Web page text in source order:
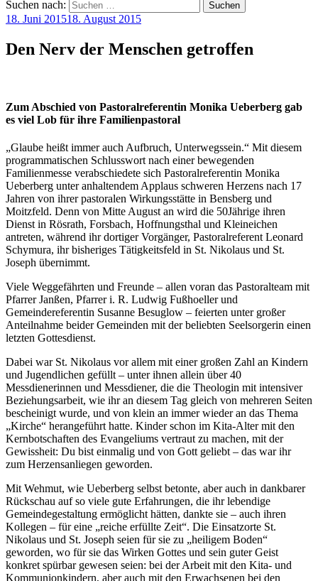
Suchen nach:
18. Juni 201518. August 2015
Den Nerv der Menschen getroffen
Zum Abschied von Pastoralreferentin Monika Ueberberg gab
es viel Lob für ihre Familienpastoral
„Glaube heißt immer auch Aufbruch, Unterwegssein.“ Mit diesem
programmatischen Schlusswort nach einer bewegenden
Familienmesse verabschiedete sich Pastoralreferentin Monika
Ueberberg unter anhaltendem Applaus schweren Herzens nach 17
Jahren von ihrer pastoralen Wirkungsstätte in Bensberg und
Moitzfeld. Denn von Mitte August an wird die 50Jährige ihren
Dienst in Rösrath, Forsbach, Hoffnungsthal und Kleineichen
antreten, während ihr dortiger Vorgänger, Pastoralreferent Leonard
Schymura, ihr bisheriges Tätigkeitsfeld in St. Nikolaus und St.
Joseph übernimmt.
Viele Weggefährten und Freunde – allen voran das Pastoralteam mit
Pfarrer Janßen, Pfarrer i. R. Ludwig Fußhoeller und
Gemeindereferentin Susanne Besuglow – feierten unter großer
Anteilnahme beider Gemeinden mit der beliebten Seelsorgerin einen
letzten Gottesdienst.
Dabei war St. Nikolaus vor allem mit einer großen Zahl an Kindern
und Jugendlichen gefüllt – unter ihnen allein über 40
Messdienerinnen und Messdiener, die die Theologin mit intensiver
Beziehungsarbeit, wie ihr an diesem Tag gleich von mehreren Seiten
bescheinigt wurde, und von klein an immer wieder an das Thema
„Kirche“ herangeführt hatte. Kinder schon im Kita-Alter mit den
Kernbotschaften des Evangeliums vertraut zu machen, mit der
Gewissheit: Du bist einmalig und von Gott geliebt – das war ihr
zum Herzensanliegen geworden.
Mit Wehmut, wie Ueberberg selbst betonte, aber auch in dankbarer
Rückschau auf so viele gute Erfahrungen, die ihr lebendige
Gemeindegestaltung ermöglicht hätten, dankte sie – auch ihren
Kollegen – für eine „reiche erfüllte Zeit“. Die Einsatzorte St.
Nikolaus und St. Joseph seien für sie zu „heiligem Boden“
geworden, wo für sie das Wirken Gottes und sein guter Geist
konkret spürbar gewesen seien: bei der Arbeit mit den Kita- und
Kommunionkindern, aber auch mit den Erwachsenen bei den